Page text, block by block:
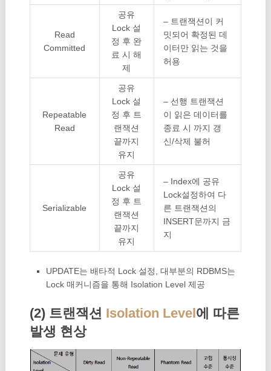
Read
Committed
공유
Lock 설
정 후 완
료 시 해
제
– 트랜잭션이 커
밋되어 확정된 데
이터만 읽는 것을
허용
Repeatable
Read
공유
Lock 설
정 후 트
랜잭션
끝까지
유지
– 선행 트랜잭션
이 읽은 데이터를
종료 시 까지 갱
신/삭제 불허
Serializable
공유
Lock 설
정 후 트
랜잭션
끝까지
유지
– Index에 공유
Lock설정하여 다
른 트랜잭션의
INSERT문까지 금
지
UPDATE는 배타적 Lock 설정, 대부분의 RDBMS는
Lock 매커니즘을 통해 Isolation Level 제공
(2) 트랜잭션 Isolation Level에 따른
발생 현상